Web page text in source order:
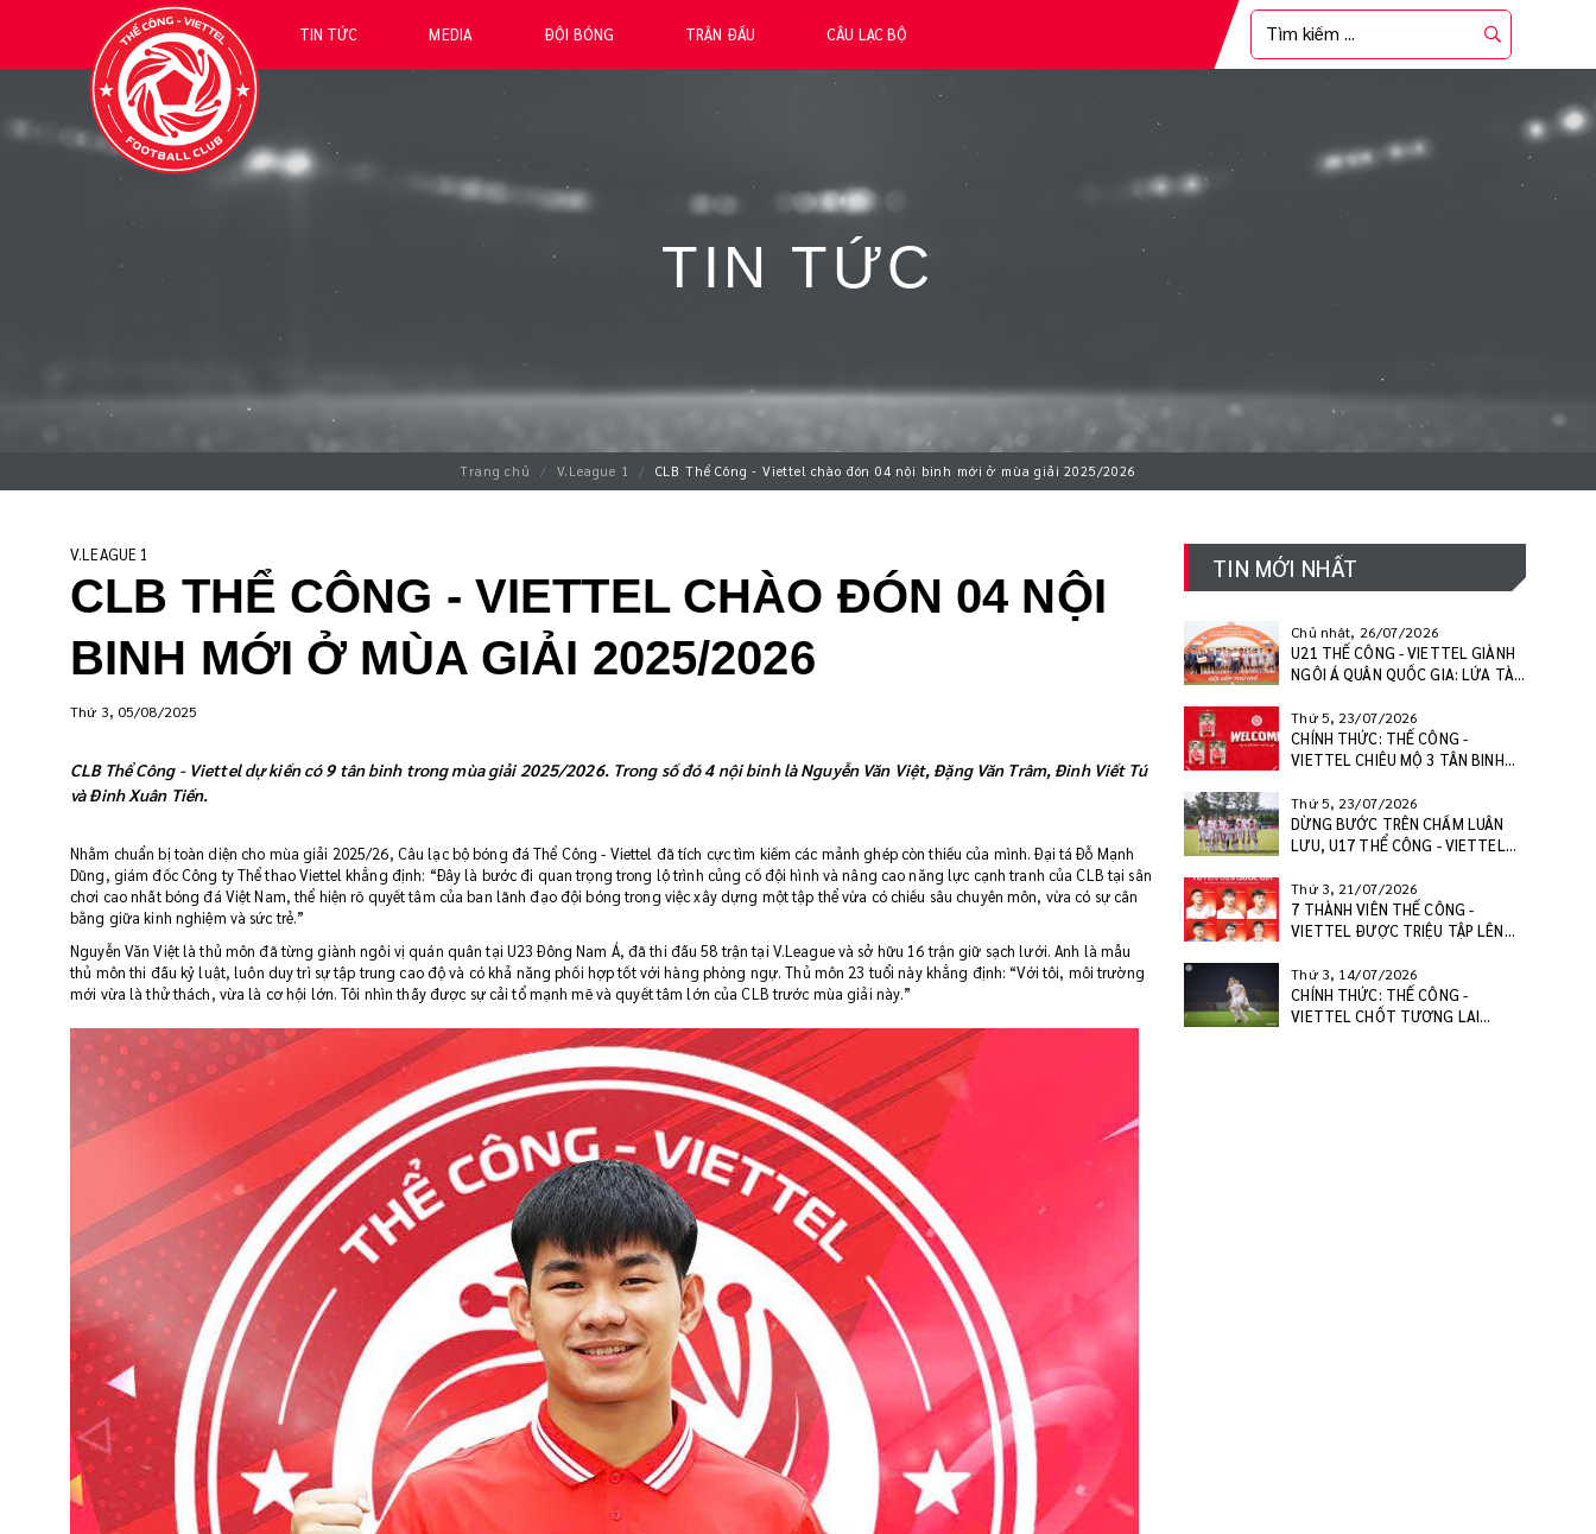
TIN TỨC MEDIA ĐỘI BÓNG TRẬN ĐẤU CÂU LẠC BỘ
TIN TỨC
Trang chủ V.League 1 CLB Thể Công - Viettel chào đón 04 nội binh mới ở mùa giải 2025/2026
V.LEAGUE 1
CLB THỂ CÔNG - VIETTEL CHÀO ĐÓN 04 NỘI
BINH MỚI Ở MÙA GIẢI 2025/2026
Thứ 3, 05/08/2025
CLB Thể Công - Viettel dự kiến có 9 tân binh trong mùa giải 2025/2026. Trong số đó 4 nội binh là Nguyễn Văn Việt, Đặng Văn Trâm, Đinh Viết Tú
và Đinh Xuân Tiến.
Nhằm chuẩn bị toàn diện cho mùa giải 2025/26, Câu lạc bộ bóng đá Thể Công - Viettel đã tích cực tìm kiếm các mảnh ghép còn thiếu của mình. Đại tá Đỗ Mạnh
Dũng, giám đốc Công ty Thể thao Viettel khẳng định: “Đây là bước đi quan trọng trong lộ trình củng cố đội hình và nâng cao năng lực cạnh tranh của CLB tại sân
chơi cao nhất bóng đá Việt Nam, thể hiện rõ quyết tâm của ban lãnh đạo đội bóng trong việc xây dựng một tập thể vừa có chiều sâu chuyên môn, vừa có sự cân
bằng giữa kinh nghiệm và sức trẻ.”
Nguyễn Văn Việt là thủ môn đã từng giành ngôi vị quán quân tại U23 Đông Nam Á, đã thi đấu 58 trận tại V.League và sở hữu 16 trận giữ sạch lưới. Anh là mẫu
thủ môn thi đấu kỷ luật, luôn duy trì sự tập trung cao độ và có khả năng phối hợp tốt với hàng phòng ngự. Thủ môn 23 tuổi này khẳng định: “Với tôi, môi trường
mới vừa là thử thách, vừa là cơ hội lớn. Tôi nhìn thấy được sự cải tổ mạnh mẽ và quyết tâm lớn của CLB trước mùa giải này.”
TIN MỚI NHẤT
Chủ nhật, 26/07/2026
U21 THỂ CÔNG - VIETTEL GIÀNH
NGÔI Á QUÂN QUỐC GIA: LỨA TÀI
V.LEAGUE
Thứ 5, 23/07/2026
CHÍNH THỨC: THỂ CÔNG -
VIETTEL CHIÊU MỘ 3 TÂN BINH
PHÁ MÙA GIẢI 2026/27
Thứ 5, 23/07/2026
DỪNG BƯỚC TRÊN CHẤM LUÂN
LƯU, U17 THỂ CÔNG - VIETTEL
U17 VĐQG 2026
Thứ 3, 21/07/2026
7 THÀNH VIÊN THỂ CÔNG -
VIETTEL ĐƯỢC TRIỆU TẬP LÊN
MẶT Ở U20 VIỆT NAM
Thứ 3, 14/07/2026
CHÍNH THỨC: THỂ CÔNG -
VIETTEL CHỐT TƯƠNG LAI